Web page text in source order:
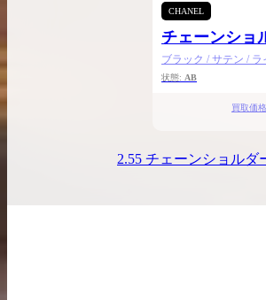
CHANEL
チェーンショ
テージ
ブラック / サテン /
状態: AB
買取価格
2.55 チェーンショルダ